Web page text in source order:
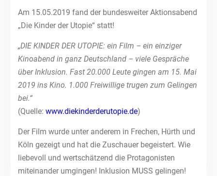
Am 15.05.2019 fand der bundesweiter Aktionsabend
„Die Kinder der Utopie“ statt!
„DIE KINDER DER UTOPIE: ein Film – ein einziger
Kinoabend in ganz Deutschland – viele Gespräche
über Inklusion. Fast 20.000 Leute gingen am 15. Mai
2019 ins Kino. 1.000 Freiwillige trugen zum Gelingen
bei.“
(Quelle: www.diekinderderutopie.de)
Der Film wurde unter anderem in Frechen, Hürth und
Köln gezeigt und hat die Zuschauer begeistert. Wie
liebevoll und wertschätzend die Protagonisten
miteinander umgingen! Inklusion MUSS gelingen!